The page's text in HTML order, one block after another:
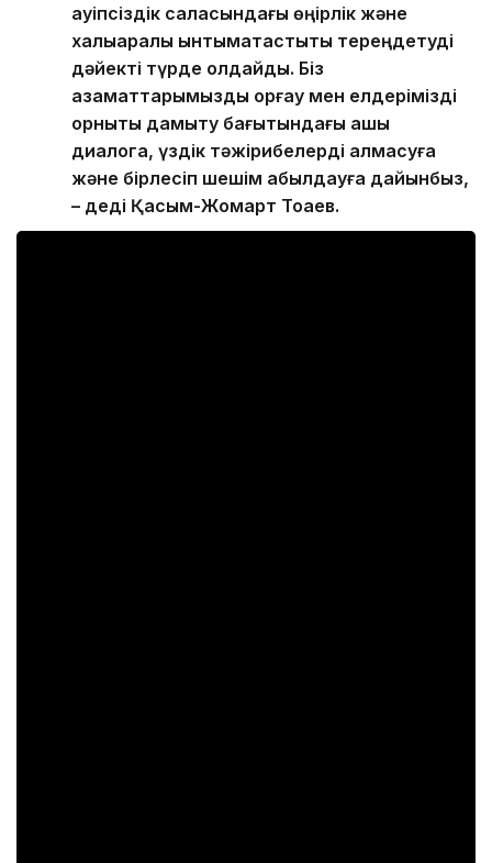
қауіпсіздік саласындағы өңірлік және
халықаралық ынтымақтастықты тереңдетуді
дәйекті түрде қолдайды. Біз
азаматтарымызды қорғау мен елдерімізді
орнықты дамыту бағытындағы ашық
диалогқа, үздік тәжірибелерді алмасуға
және бірлесіп шешім қабылдауға дайынбыз,
– деді Қасым-Жомарт Тоқаев.